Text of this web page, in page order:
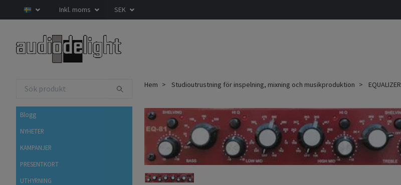
Inkl. moms SEK
Blogg
NYHETER
KAMPANJER
PRESENTKORT
UTHYRNING
Hem Studioutrustning för inspelning, mixning och musikproduktion EQUALIZER